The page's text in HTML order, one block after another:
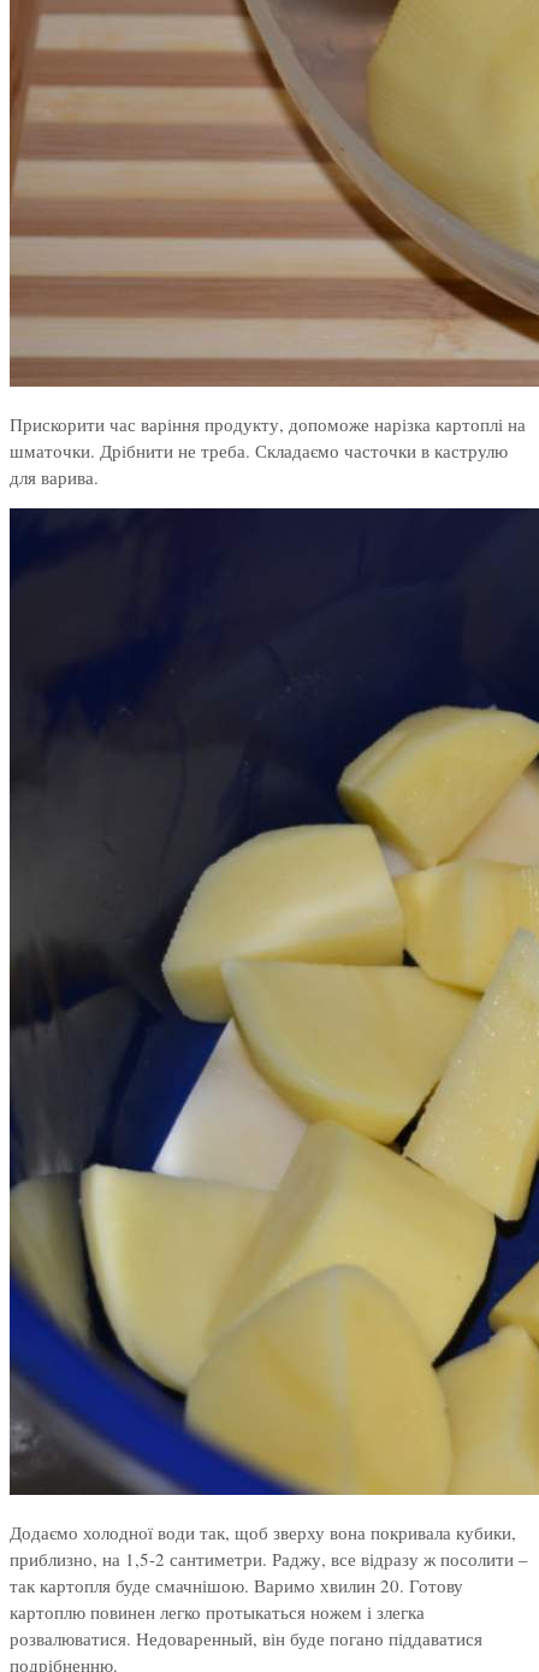
Прискорити час варіння продукту, допоможе нарізка картоплі на
шматочки. Дрібнити не треба. Складаємо часточки в каструлю
для варива.
Додаємо холодної води так, щоб зверху вона покривала кубики,
приблизно, на 1,5-2 сантиметри. Раджу, все відразу ж посолити –
так картопля буде смачнішою. Варимо хвилин 20. Готову
картоплю повинен легко протыкаться ножем і злегка
розвалюватися. Недоваренный, він буде погано піддаватися
подрібненню.